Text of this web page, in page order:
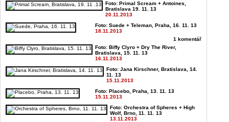
Foto: Primal Scream + Antoines,
Bratislava 19. 11. 13
20.11.2013
Foto: Suede + Teleman, Praha, 16. 11. 13
18.11.2013
1 komentář
Foto: Biffy Clyro + Dry The River,
Bratislava, 15. 11. 13
16.11.2013
Foto: Jana Kirschner, Bratislava, 14.
11. 13
15.11.2013
Foto: Placebo, Praha, 13. 11. 13
15.11.2013
Foto: Orchestra of Spheres + High
Wolf, Brno, 11. 11. 13
13.11.2013